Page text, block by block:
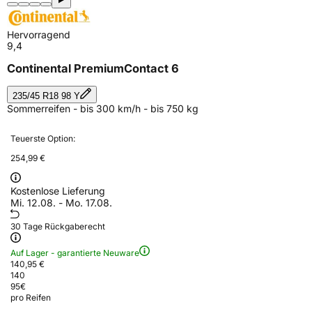
Hervorragend
9,4
Continental PremiumContact 6
235/45 R18 98 Y
Sommerreifen - bis 300 km/h - bis 750 kg
Teuerste Option:
254,99 €
Kostenlose Lieferung
Mi. 12.08. - Mo. 17.08.
30 Tage Rückgaberecht
Auf Lager - garantierte Neuware
140,95 €
140
95€
pro Reifen